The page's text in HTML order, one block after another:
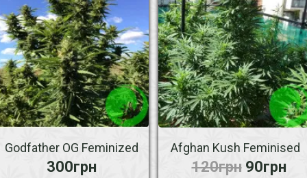
Godfather OG Feminized
300грн
Afghan Kush Feminised
120грн 90грн